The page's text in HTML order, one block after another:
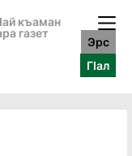
къаман
газет
Эрс
ГӀал